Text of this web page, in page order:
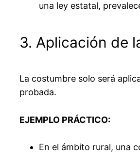
una ley estatal,
3. Aplicación de
La costumbre solo será
probada.
EJEMPLO PRÁCTICO:
En el ámbito rural, una